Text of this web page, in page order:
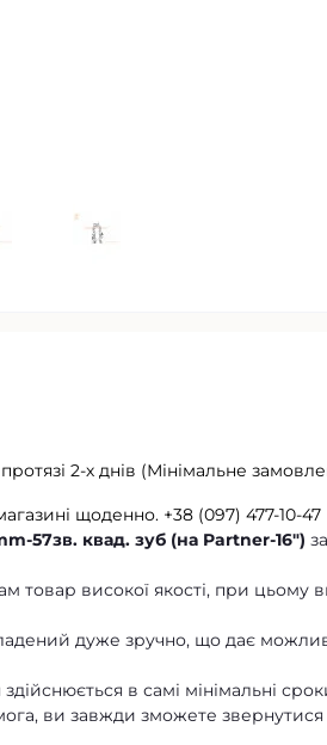
2-х днів (Мінімальне
щоденно. +38 (097) 477-10-47
57зв. квад. зуб (на Partner-16")
товар високої якості, при цьому
дуже зручно, що дає
в самі мінімальні
ви завжди зможете